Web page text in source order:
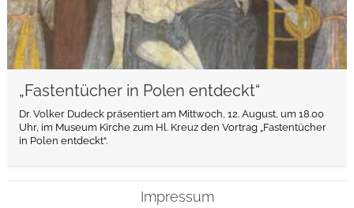
„Fastentücher in Polen entdeckt“
Dr. Volker Dudeck präsentiert am Mittwoch, 12. August, um 18.00
Uhr, im Museum Kirche zum Hl. Kreuz den Vortrag „Fastentücher
in Polen entdeckt“.
Impressum